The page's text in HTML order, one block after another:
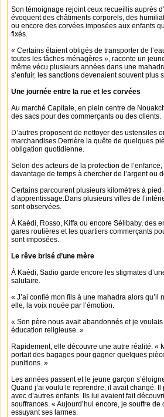
Son témoignage rejoint ceux recueillis auprès
évoquent des châtiments corporels, des
ou encore des corvées imposées aux enfants
fixés.
« Certains étaient obligés de transporter de
toutes les tâches ménagères », raconte un
même vécu plusieurs années dans une
s’enfuir, les sanctions devenaient souvent plus
Une journée entre la rue et les corvées
Au marché Capitale, en plein centre de
des sacs pour des commerçants ou des clients.
D’autres proposent de nettoyer des ustensiles
marchandises.Derrière la quête de quelques
obligation quotidienne.
Selon des acteurs de la protection de
davantage de temps à chercher de l’argent ou
Certains parcourent plusieurs kilomètres à
d’apprentissage.Dans plusieurs villes de
sont observées.
À Kaédi, Rosso, Kiffa ou encore Sélibaby, des
gares routières et les quartiers commerçants
sont imposées.
Le rêve brisé d’une mère
À Kaédi, Sadio garde encore les stigmates
salutaire.
« J’ai confié mon fils à une mahadra alors qu’il
elle, la voix nouée par l’émotion.
« Son père nous avait abandonnés et je
éducation religieuse. »
Rapidement, elle découvre une autre réalité. «
portait des bagages pour gagner quelques
punitions. »
Les années passent et le jeune garçon
Quand j’ai voulu le reprendre, il avait changé.
avec d’autres enfants. Ils lui avaient fait
souffrances. « Aujourd’hui encore, je souffre
essuyant ses larmes.